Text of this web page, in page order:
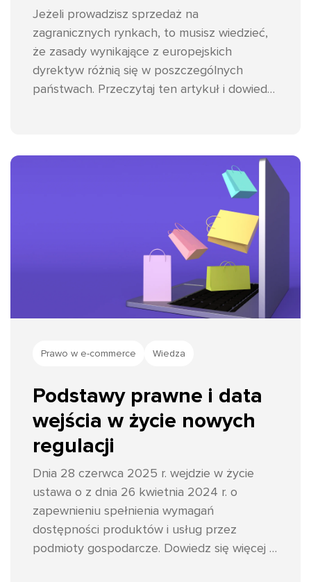
Jeżeli prowadzisz sprzedaż na
zagranicznych rynkach, to musisz wiedzieć,
że zasady wynikające z europejskich
dyrektyw różnią się w poszczególnych
państwach. Przeczytaj ten artykuł i dowiedz
Prawo w e-commerce Wiedza
Podstawy prawne i data
wejścia w życie nowych
regulacji
Dnia 28 czerwca 2025 r. wejdzie w życie
ustawa o z dnia 26 kwietnia 2024 r. o
zapewnieniu spełnienia wymagań
dostępności produktów i usług przez
podmioty gospodarcze. Dowiedz się więcej i